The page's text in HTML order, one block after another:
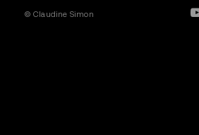
© Claudine Simon